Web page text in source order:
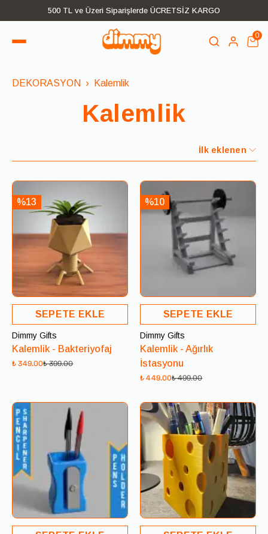
500 TL ve Üzeri Siparişlerde ÜCRETSİZ KARGO
0
DEKORASYON Kalemlik
Kalemlik
İlk eklenen
%13
SEPETE EKLE
Dimmy Gifts
Kalemlik - Bakteriyofaj
₺ 349.00₺ 399.00
%10
SEPETE EKLE
Dimmy Gifts
Kalemlik - Ağırlık
İstasyonu
₺ 449.00₺ 499.00